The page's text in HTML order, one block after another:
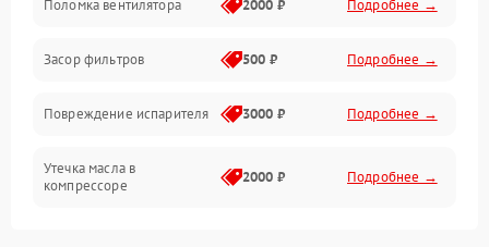
Поломка вентилятора 2000 ₽ Подробнее →
Засор фильтров 500 ₽ Подробнее →
Повреждение испарителя 3000 ₽ Подробнее →
Утечка масла в
компрессоре
2000 ₽ Подробнее →